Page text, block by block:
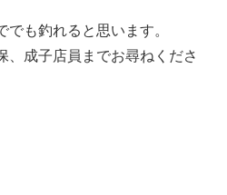
も釣れると思います。
成子店員までお尋ねくださ